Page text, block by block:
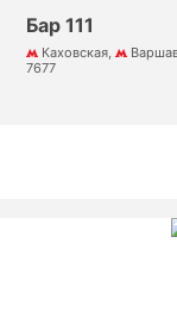
Бар 111
Каховская,
7677